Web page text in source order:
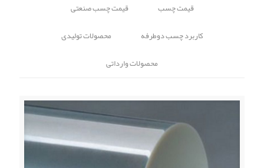
قیمت چسب
قیمت چسب صنعتی
کاربرد چسب دوطرفه
محصولات تولیدی
محصولات وارداتی